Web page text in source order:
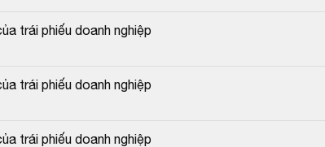
trái phiếu doanh nghiệp
trái phiếu doanh nghiệp
trái phiếu doanh nghiệp